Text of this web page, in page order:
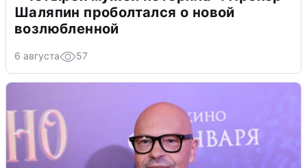
Шаляпин проболтался о новой
возлюбленной
6 августа 57